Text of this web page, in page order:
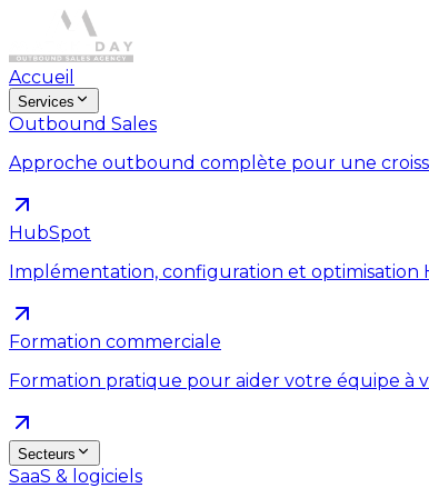
Accueil
Services
Outbound Sales
Approche outbound complète pour une
HubSpot
Implémentation, configuration et optimisation
Formation commerciale
Formation pratique pour aider votre équipe à
Secteurs
SaaS & logiciels